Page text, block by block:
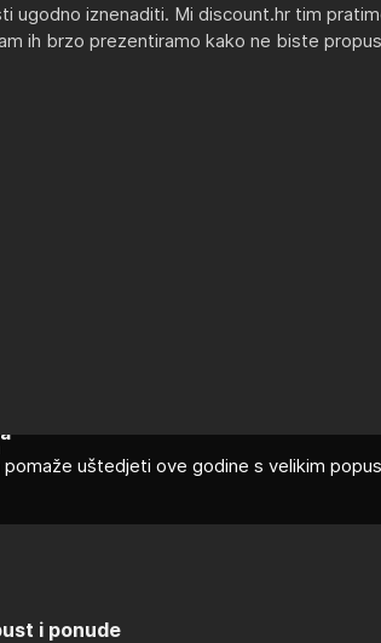
ugodno iznenaditi. Mi discount.hr tim
ih brzo prezentiramo kako ne biste
uštedjeti ove godine s velikim
i ponude